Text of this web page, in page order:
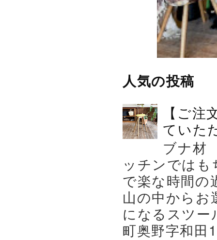
人気の投稿
【ご
ていた
ブナ材
ッチンでは
で楽な時間の
山の中から
になるスツー
町奥野字和